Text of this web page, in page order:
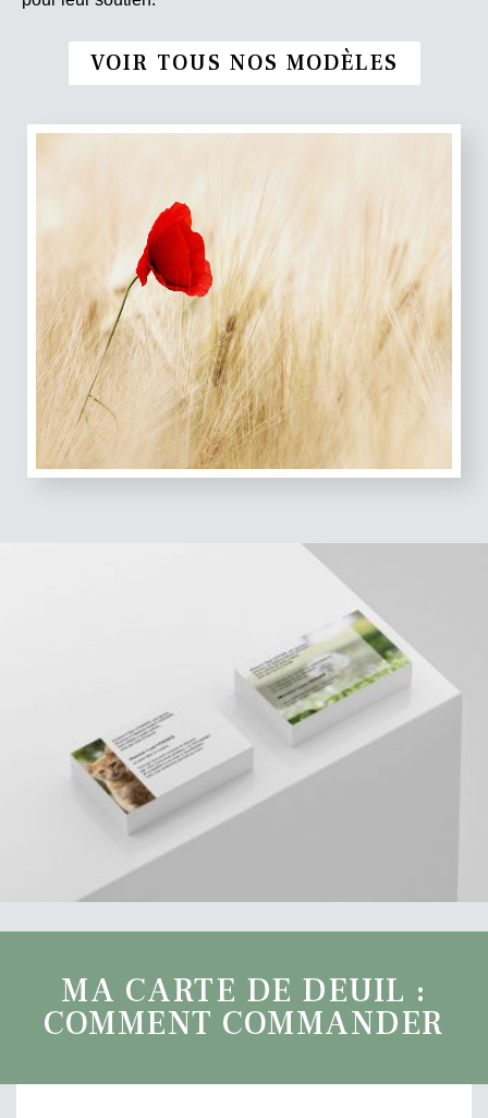
VOIR TOUS NOS MODÈLES
MA CARTE DE DEUIL :
COMMENT COMMANDER